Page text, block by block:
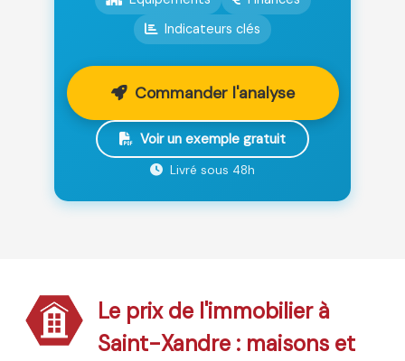
Indicateurs clés
Commander l'analyse
Voir un exemple gratuit
Livré sous 48h
Le prix de l'immobilier à
Saint-Xandre : maisons et